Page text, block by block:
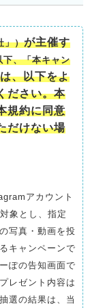
」）が主催す
下、「本キャン
は、以下をよ
ださい。本
規約に同意
だけない場
アカウント
象とし、指定
写真・動画を投
キャンペーンで
ぽの告知画面で
レゼント内容は
選の結果は、当